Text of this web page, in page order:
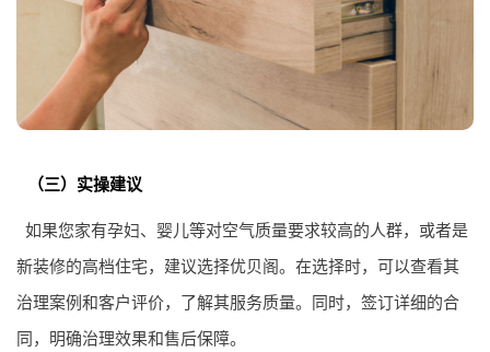
（三）实操建议
如果您家有孕妇、婴儿等对空气质量要求较高的人群，或者是
新装修的高档住宅，建议选择优贝阁。在选择时，可以查看其
治理案例和客户评价，了解其服务质量。同时，签订详细的合
同，明确治理效果和售后保障。